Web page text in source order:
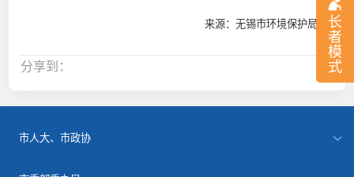
长
者
模
式
来源：无锡市环境保护局
分享到：
市人大、市政协